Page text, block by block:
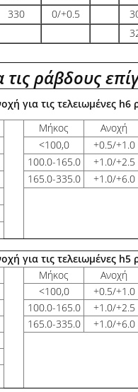
330 0/+0.5
τις ράβδους
για τις τελειωμένες
Μήκος Ανοχή
<100,0 +0.5/+1.0
100.0-165.0 +1.0/+2.5
165.0-335.0 +1.0/+6.0
για τις τελειωμένες
Μήκος Ανοχή
<100,0 +0.5/+1.0
100.0-165.0 +1.0/+2.5
165.0-335.0 +1.0/+6.0